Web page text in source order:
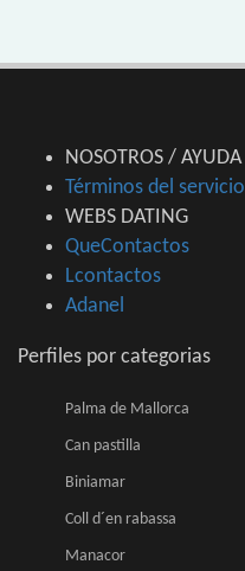
NOSOTROS / AYUDA
Términos del servicio
WEBS DATING
QueContactos
Lcontactos
Adanel
Perfiles por categorias
Palma de Mallorca
Can pastilla
Biniamar
Coll d´en rabassa
Manacor